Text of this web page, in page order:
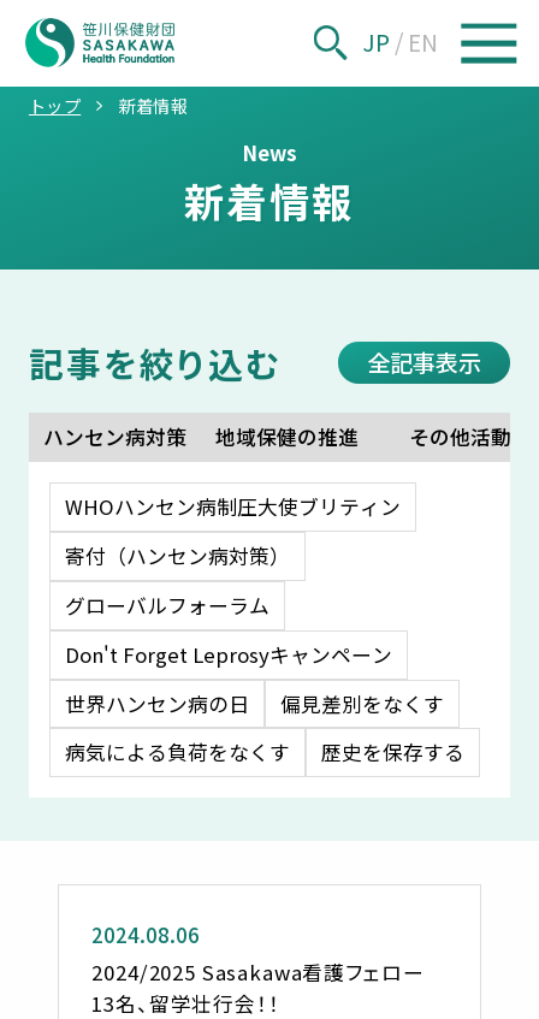
JP / EN
トップ 新着情報
News
新着情報
記事を絞り込む 全記事表示
ハンセン病対策 地域保健の推進 その他活動
WHOハンセン病制圧大使ブリティン
寄付（ハンセン病対策）
グローバルフォーラム
Don't Forget Leprosyキャンペーン
世界ハンセン病の日
偏見差別をなくす
病気による負荷をなくす
歴史を保存する
2024.08.06
2024/2025 Sasakawa看護フェロー
13名、留学壮行会！！